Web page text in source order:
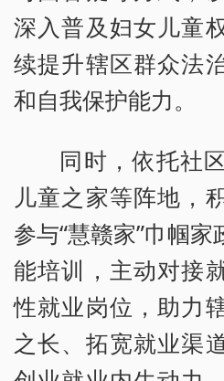
深入普及妇女儿童
续提升辖区群众法
和自我保护能力。
同时，依托社
儿童之家等阵地，
参与“慧赣家”巾帼
能培训，主动对接
性就业岗位，助力
之长、拓宽就业渠